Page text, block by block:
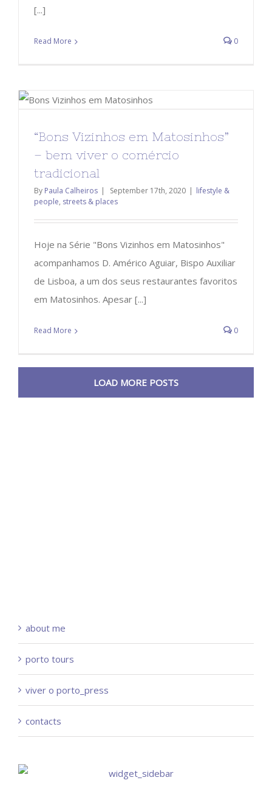
[...]
Read More 0
“Bons Vizinhos em Matosinhos”
– bem viver o comércio
tradicional
By Paula Calheiros | September 17th, 2020 | lifestyle &
people, streets & places
Hoje na Série "Bons Vizinhos em Matosinhos"
acompanhamos D. Américo Aguiar, Bispo Auxiliar
de Lisboa, a um dos seus restaurantes favoritos
em Matosinhos. Apesar [...]
Read More 0
LOAD MORE POSTS
about me
porto tours
viver o porto_press
contacts